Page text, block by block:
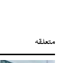
متعلقہ